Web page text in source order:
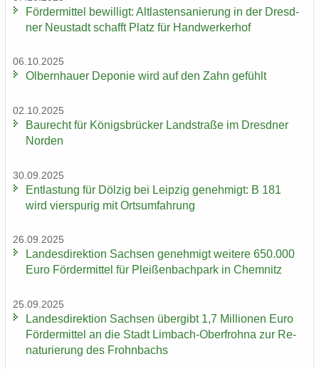
För­der­mit­tel be­wil­ligt: Alt­las­ten­sa­nie­rung in der Dresd­
ner Neu­stadt schafft Platz für Hand­wer­ker­hof
06.10.2025
Ol­bern­hau­er De­po­nie wird auf den Zahn ge­fühlt
02.10.2025
Bau­recht für Kö­nigs­brü­cker Land­stra­ße im Dresd­ner
Nor­den
30.09.2025
Ent­las­tung für Döl­zig bei Leip­zig ge­neh­migt: B 181
wird vier­spu­rig mit Orts­um­fah­rung
26.09.2025
Lan­des­di­rek­ti­on Sach­sen ge­neh­migt wei­te­re 650.000
Euro För­der­mit­tel für Plei­ßen­bach­park in Chem­nitz
25.09.2025
Lan­des­di­rek­ti­on Sach­sen über­gibt 1,7 Mil­lio­nen Euro
För­der­mit­tel an die Stadt Limbach-​Oberfrohna zur Re­
na­tu­rie­rung des Frohn­bachs